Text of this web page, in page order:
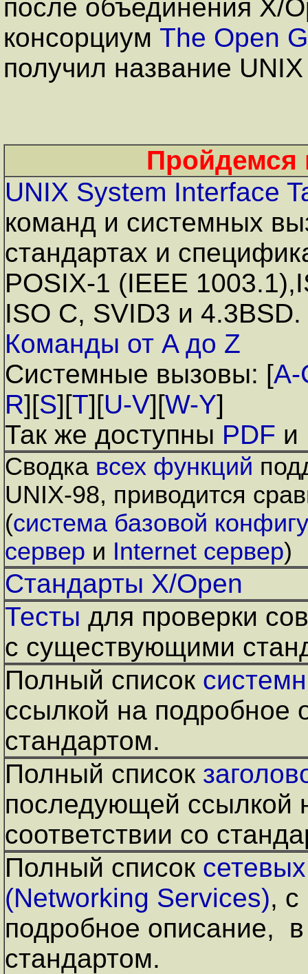
после объединения X/
консорциум The Open
получил название
Пройдемся
UNIX System Interface
команд и системных
стандартах и
POSIX-1 (IEEE
ISO C, SVID3 и 4.3BSD.
Команды от A до Z
Системные вызовы: [A-
R][S][T][U-V][W-Y]
Так же доступны PDF и
Сводка всех функций
UNIX-98, приводится
(система базовой
сервер и Internet сервер)
Стандарты X/Open
Тесты для проверки
с существующими
Полный список
ссылкой на подробное
стандартом.
Полный список
последующей ссылкой
соответствии со
Полный список
(Networking Services), c
подробное описание, в
стандартом.